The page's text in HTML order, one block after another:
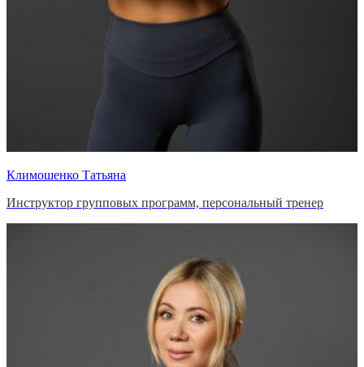
Климошенко Татьяна
Инструктор групповых программ, персональный тренер